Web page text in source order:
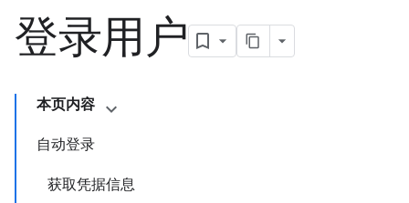
登录用户
本页内容
自动登录
获取凭据信息